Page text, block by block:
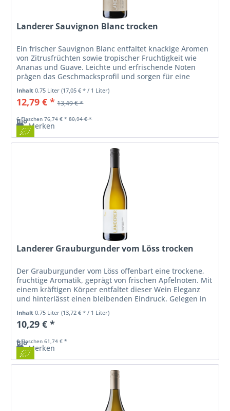
Bio
Landerer Sauvignon Blanc trocken
Ein frischer Sauvignon Blanc entfaltet knackige Aromen
von Zitrusfrüchten sowie tropischer Fruchtigkeit wie
Ananas und Guave. Leichte und erfrischende Noten
prägen das Geschmacksprofil und sorgen für eine
lebendige Säure. Die Weine aus...
Inhalt0.75 Liter(17,05 € * / 1 Liter)
12,79 € * 13,49 € *
6 Flaschen 76,74 € * 80,94 € *
Merken
Bio
Landerer Grauburgunder vom Löss trocken
Der Grauburgunder vom Löss offenbart eine trockene,
fruchtige Aromatik, geprägt von frischen Apfelnoten. Mit
einem kräftigen Körper entfaltet dieser Wein Eleganz
und hinterlässt einen bleibenden Eindruck. Gelegen in
Inhalt0.75 Liter(13,72 € * / 1 Liter)
10,29 € *
6 Flaschen 61,74 € *
Merken